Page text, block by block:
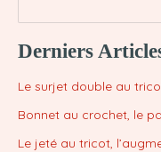
Derniers
Le surjet double au
Bonnet au crochet, le
Le jeté au tricot,